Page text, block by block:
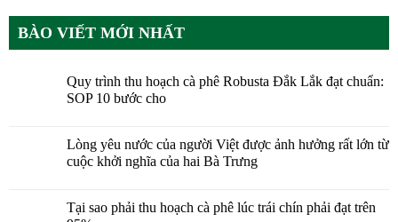
BÀO VIẾT MỚI NHẤT
Quy trình thu hoạch cà phê Robusta Đắk Lắk đạt chuẩn:
SOP 10 bước cho
Lòng yêu nước của người Việt được ảnh hưởng rất lớn từ
cuộc khởi nghĩa của hai Bà Trưng
Tại sao phải thu hoạch cà phê lúc trái chín phải đạt trên